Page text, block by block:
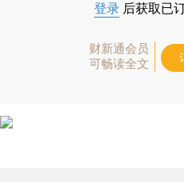
登录 后获取已
财新通会员
可畅读全文